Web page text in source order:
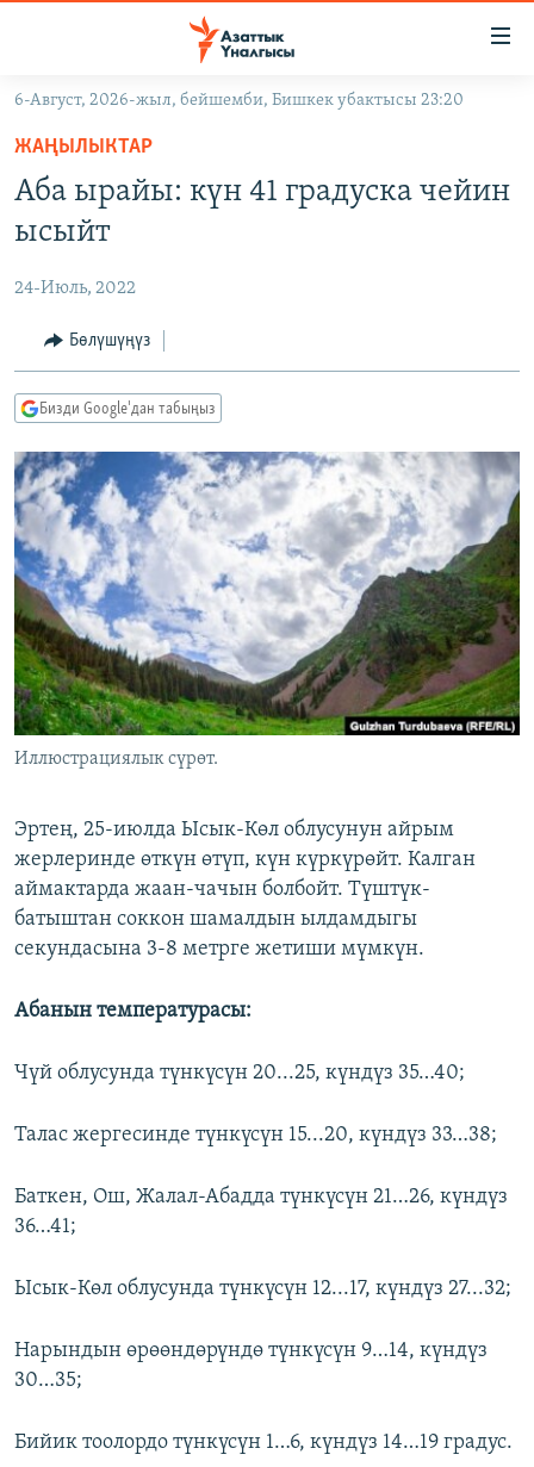
Навигацияга
өтүңүз
Издөөгө
салыңыз
КЫРГЫЗСТАН
КЫРГЫЗСТАН
ЭКОНОМИКА
МАДАНИЯТ
БОРБОР АЗИЯ
АТАЙЫН ИЛИКТӨӨ
ТВ ПРОГРАММАЛАР
ЭКСПЕРТТЕР ТАЛДАЙТ
БИЗ ЖАНА ДҮЙНӨ
ДАНИСТЕ
ЭЖЕ-СИҢДИЛЕР
АЗАТТЫК+
ЫҢГАЙСЫЗ СУРООЛОР
ӨЗГӨЧӨ ПИКИР
Русский
ОНЛАЙН ШЕРИНЕ
ЭЕ/АРнун бардык сайттары
6-Август, 2026-жыл, бейшемби, Бишкек убактысы 23:20
ЖАҢЫЛЫКТАР
Аба ырайы: күн 41 градуска чейин
ысыйт
24-Июль, 2022
Бөлүшүңүз
Бизди Google'дан табыңыз
Иллюстрациялык сүрөт.
Эртең, 25-июлда Ысык-Көл облусунун айрым
жерлеринде өткүн өтүп, күн күркүрөйт. Калган
аймактарда жаан-чачын болбойт. Түштүк-
батыштан соккон шамалдын ылдамдыгы
секундасына 3-8 метрге жетиши мүмкүн.
Абанын температурасы:
Чүй облусунда түнкүсүн 20...25, күндүз 35…40;
Талас жергесинде түнкүсүн 15...20, күндүз 33…38;
Баткен, Ош, Жалал-Абадда түнкүсүн 21…26, күндүз
36…41;
Ысык-Көл облусунда түнкүсүн 12...17, күндүз 27...32;
Нарындын өрөөндөрүндө түнкүсүн 9…14, күндүз
30…35;
Бийик тоолордо түнкүсүн 1…6, күндүз 14…19 градус.